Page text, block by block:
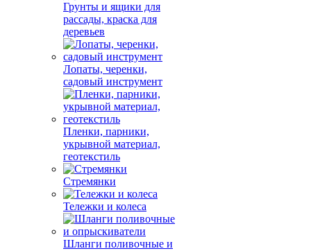
Грунты и ящики для
рассады, краска для
деревьев
Лопаты, черенки,
садовый инструмент
Пленки, парники,
укрывной материал,
геотекстиль
Стремянки
Тележки и колеса
Шланги поливочные и